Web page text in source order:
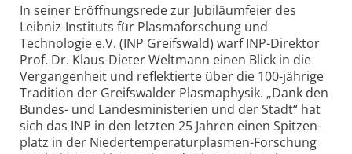
In seiner Eröffnungsrede zur Jubiläumfeier des
Leibniz-Instituts für Plasma­forschung und
Technologie e.V. (INP Greifswald) warf INP-Direktor
Prof. Dr. Klaus-Dieter Weltmann einen Blick in die
Vergangenheit und reflektierte über die 100-jährige
Tradition der Greifs­walder Plasma­physik. „Dank den
Bundes- und Landes­ministerien und der Stadt“ hat
sich das INP in den letzten 25 Jahren einen Spitzen­
platz in der Nieder­temperatur­plasmen-Forschung